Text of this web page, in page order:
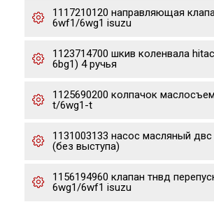
1117210120 направляющая
6wf1/6wg1 isuzu
1123714700 шкив коленвала
6bg1) 4 ручья
1125690200 колпачок
t/6wg1-t
1131003133 насос масляный
(без выступа)
1156194960 клапан тнвд
6wg1/6wf1 isuzu